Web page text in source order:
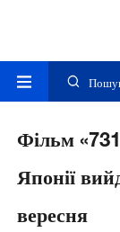
Фільм
Японії
вересня